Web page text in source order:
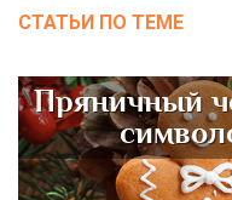
СТАТЬИ ПО ТЕМЕ
Пряничный